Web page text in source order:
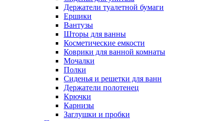
Держатели туалетной бумаги
Ершики
Вантузы
Шторы для ванны
Косметические емкости
Коврики для ванной комнаты
Мочалки
Полки
Сиденья и решетки для ванн
Держатели полотенец
Крючки
Карнизы
Заглушки и пробки